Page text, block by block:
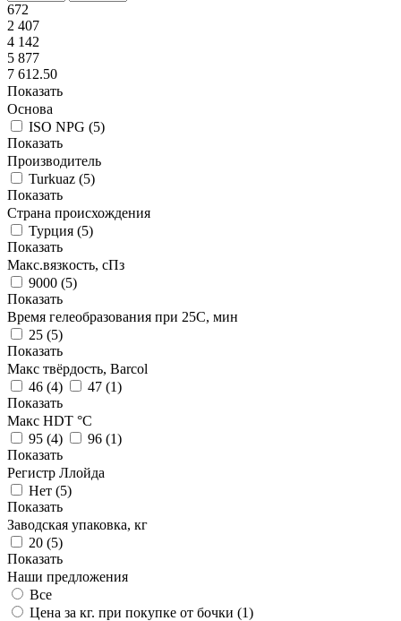
672
2 407
4 142
5 877
7 612.50
Показать
Основа
ISO NPG (5)
Показать
Производитель
Turkuaz (5)
Показать
Страна происхождения
Турция (5)
Показать
Макс.вязкoсть, сПз
9000 (5)
Показать
Время гелеобразования при 25С, мин
25 (5)
Показать
Макс твёрдость, Barcol
46 (4) 47 (1)
Показать
Макс HDT °С
95 (4) 96 (1)
Показать
Регистр Ллойда
Нет (5)
Показать
Заводская упаковка, кг
20 (5)
Показать
Наши предложения
Все
Цена за кг. при покупке от бочки (1)